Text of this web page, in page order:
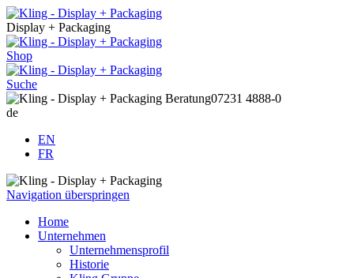
Display + Packaging
Shop
Suche
Beratung07231 4888-0
de
EN
FR
Navigation überspringen
Home
Unternehmen
Unternehmensprofil
Historie